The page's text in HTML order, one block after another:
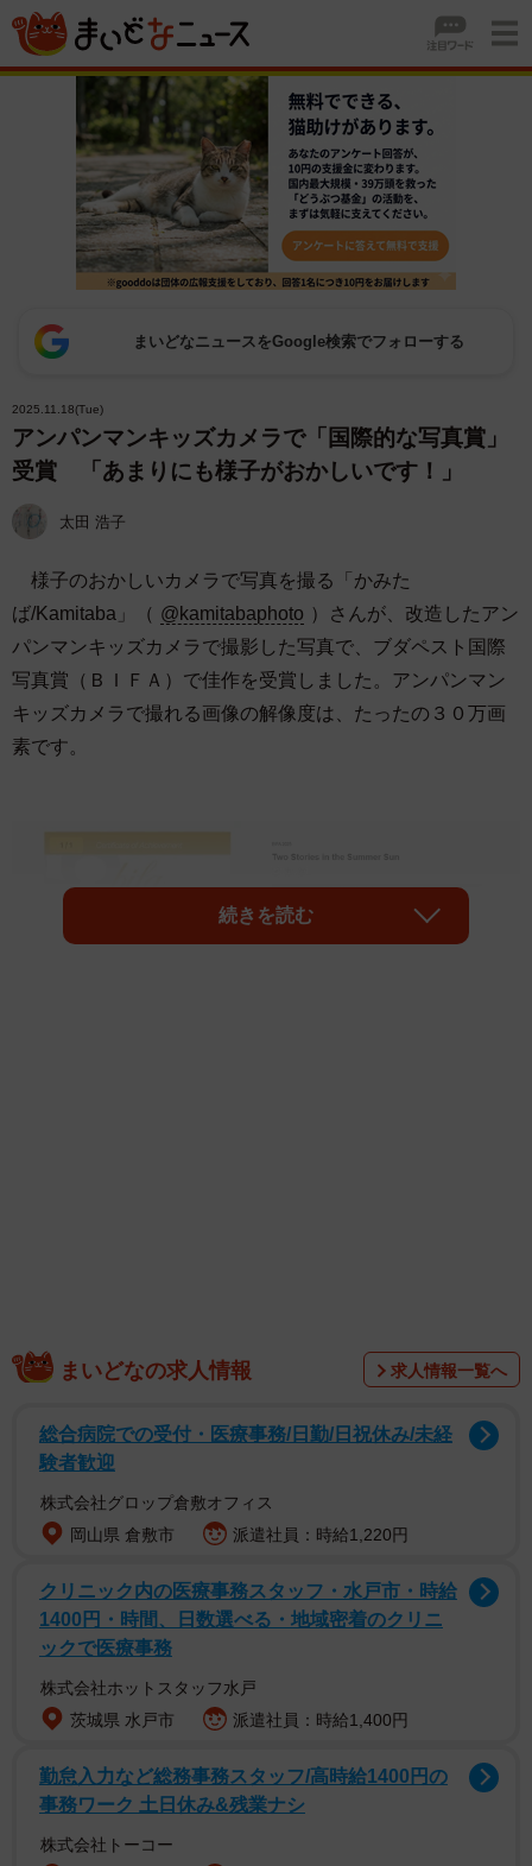
まいどなニュースをGoogle検索でフォローする
2025.11.18(Tue)
アンパンマンキッズカメラで「国際的な写真賞」
受賞 「あまりにも様子がおかしいです！」
太田 浩子
様子のおかしいカメラで写真を撮る「かみた
ば/Kamitaba」（ @kamitabaphoto ）さんが、改造したアン
パンマンキッズカメラで撮影した写真で、ブダペスト国際
写真賞（ＢＩＦＡ）で佳作を受賞しました。アンパンマン
キッズカメラで撮れる画像の解像度は、たったの３０万画
素です。
現在販売されている一般的なコンパクトデジタルカメラ
イカメラなどでなければ、１６００万画素程度のデジカメ
が多く、３０万画素がどれだけ少ないかがわかります。た
だし、かみたばさんは画素数の少ないカメラで受賞を目指
したのではなく、写真表現を突き詰めた結果、キッズカメ
ラを選び、受賞しました。
アンデジ（アンパンマンキッズカメラ）でついに成し遂げ
続きを読む
まいどなの求人情報 求人情報一覧へ
総合病院での受付・医療事務/日勤/日祝休み/未経
験者歓迎
株式会社グロップ倉敷オフィス
岡山県 倉敷市
派遣社員：時給1,220円
クリニック内の医療事務スタッフ・水戸市・時給
1400円・時間、日数選べる・地域密着のクリニ
ックで医療事務
株式会社ホットスタッフ水戸
茨城県 水戸市
派遣社員：時給1,400円
勤怠入力など総務事務スタッフ/高時給1400円の
事務ワーク 土日休み&残業ナシ
株式会社トーコー